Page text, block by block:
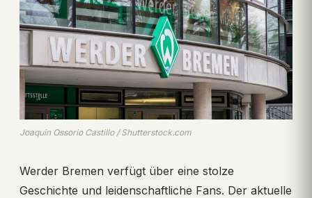
Joaquin Ossorio Castillo / Shutterstock.com
Werder Bremen verfügt über eine stolze
Geschichte und leidenschaftliche Fans. Der aktuelle